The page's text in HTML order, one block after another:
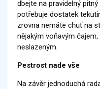
dbejte na pravidelný
potřebuje dostatek
zrovna nemáte chuť na
nějakým voňavým
neslazeným.
Pestrost nade vše
Na závěr jednoduchá